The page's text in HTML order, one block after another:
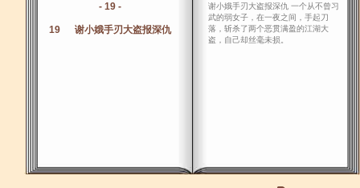
- 19 -
19 谢小娥手刃大盗报深仇
谢小娥手刃大盗报深仇 一个从不曾习
武的弱女子，在一夜之间，手起刀
落，斩杀了两个恶贯满盈的江湖大
盗，自己却丝毫未损。